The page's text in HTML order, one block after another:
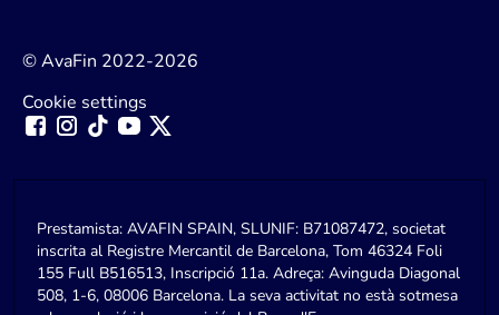
© AvaFin 2022-2026
Cookie settings
Prestamista: AVAFIN SPAIN, SLUNIF: B71087472, societat
inscrita al Registre Mercantil de Barcelona, Tom 46324 Foli
155 Full B516513, Inscripció 11a. Adreça: Avinguda Diagonal
508, 1-6, 08006 Barcelona. La seva activitat no està sotmesa